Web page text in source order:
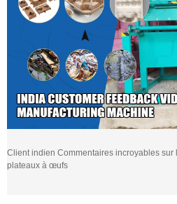
Client indien Commentaires incroyables sur
plateaux à œufs